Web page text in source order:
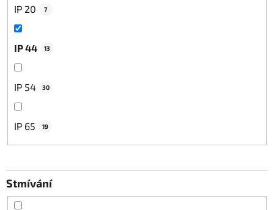
IP 20 7
IP 44 13
IP 54 30
IP 65 19
Stmívání